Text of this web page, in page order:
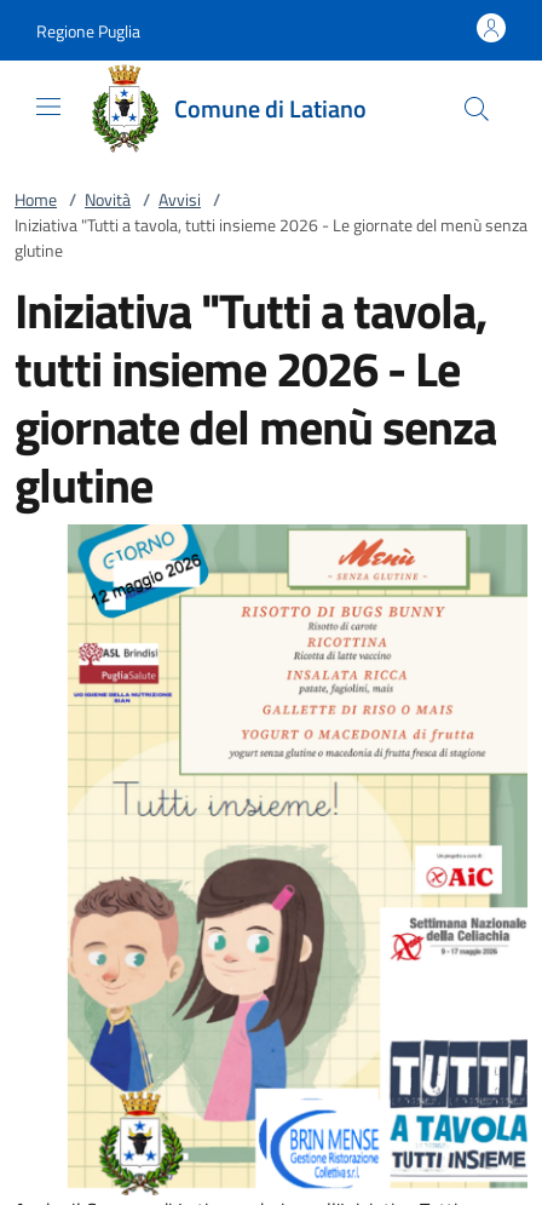
Regione Puglia
Comune di Latiano
Home / Novità / Avvisi /
Iniziativa "Tutti a tavola, tutti insieme 2026 - Le giornate del menù senza
glutine
Iniziativa "Tutti a tavola,
tutti insieme 2026 - Le
giornate del menù senza
glutine